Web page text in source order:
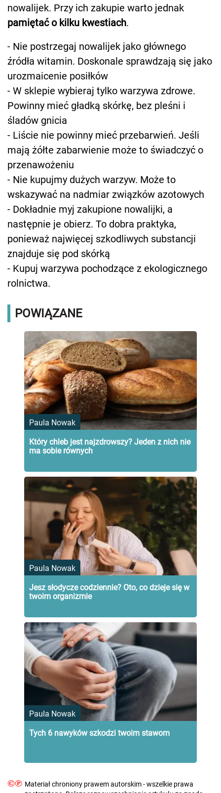
nowalijek. Przy ich zakupie warto jednak
pamiętać o kilku kwestiach.
- Nie postrzegaj nowalijek jako głównego
źródła witamin. Doskonale sprawdzają się jako
urozmaicenie posiłków
- W sklepie wybieraj tylko warzywa zdrowe.
Powinny mieć gładką skórkę, bez pleśni i
śladów gnicia
- Liście nie powinny mieć przebarwień. Jeśli
mają żółte zabarwienie może to świadczyć o
przenawożeniu
- Nie kupujmy dużych warzyw. Może to
wskazywać na nadmiar związków azotowych
- Dokładnie myj zakupione nowalijki, a
następnie je obierz. To dobra praktyka,
ponieważ najwięcej szkodliwych substancji
znajduje się pod skórką
- Kupuj warzywa pochodzące z ekologicznego
rolnictwa.
POWIĄZANE
Paula Nowak
Który chleb jest najzdrowszy? Jeden z nich nie
ma sobie równych
Paula Nowak
Jesz słodycze codziennie? Oto, co dzieje się w
twoim organizmie
Paula Nowak
Tych 6 nawyków szkodzi twoim stawom
©℗ Materiał chroniony prawem autorskim - wszelkie prawa